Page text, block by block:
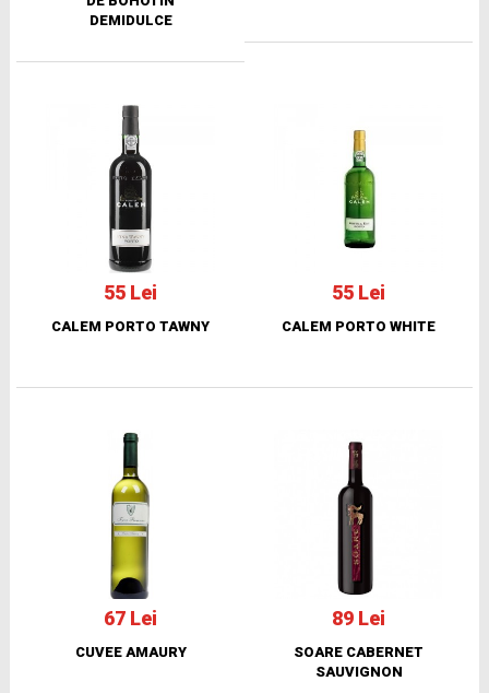
DEMIDULCE
55 Lei
CALEM PORTO TAWNY
55 Lei
CALEM PORTO WHITE
67 Lei
CUVEE AMAURY
89 Lei
SOARE CABERNET
SAUVIGNON